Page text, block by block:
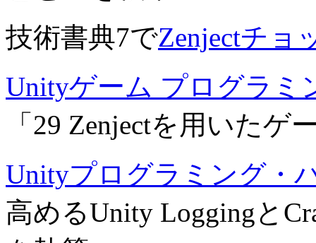
技術書典7でZenjectチョ
Unityゲーム プログラミ
「29 Zenjectを用いたゲ
Unityプログラミング・
高めるUnity Loggingと